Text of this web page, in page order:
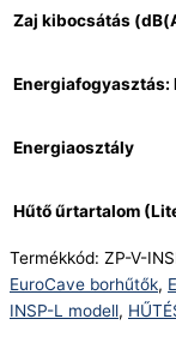
Zaj kibocsátás
Energiafogyasztás:
Energiaosztály
Hűtő űrtartalom
Termékkód: ZP-V-
EuroCave borhűtők,
INSP-L modell,